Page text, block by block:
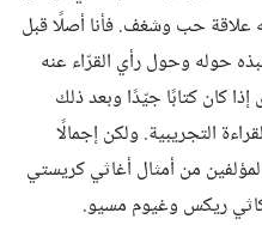
علاقة حب وشغف. فأنا أصلًا قبل
حوله وحول رأي القرّاء عنه
كان كتابًا جيّدًا وبعد ذلك
التجريبية. ولكن إجمالًا
من أمثال أغاثي كريستي
ريكس وغيوم مسيو.